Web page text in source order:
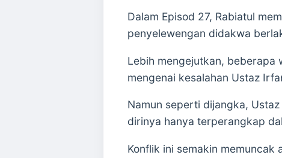
Dalam Episod 27, Rabiatul
penyelewengan didakwa
Lebih mengejutkan, beberapa
mengenai kesalahan Ustaz
Namun seperti dijangka,
dirinya hanya terperangkap
Konflik ini semakin